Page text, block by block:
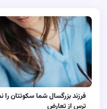
فرزند بزرگسال شما سکوتتان
ترس از تعارض